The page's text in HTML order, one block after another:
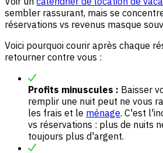
sembler rassurant, mais se
réservations vs revenus masque
Voici pourquoi courir après chaque
retourner contre vous :
Profits minuscules : Baisser
remplir une nuit peut ne vous
les frais et le ménage. C'est
vs réservations : plus de nuits
toujours plus d'argent.